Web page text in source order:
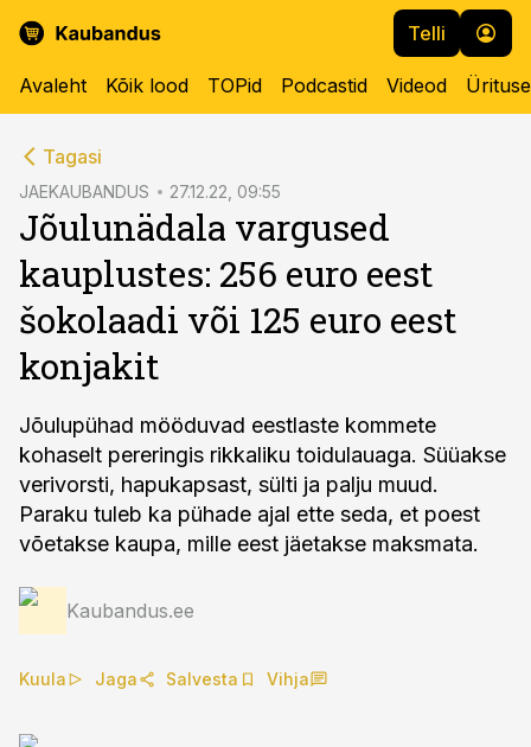
Telli
Avaleht Kõik lood TOPid Podcastid Videod
Tagasi
JAEKAUBANDUS 27.12.22, 09:55
Jõulunädala vargused
kauplustes: 256 euro eest
šokolaadi või 125 euro eest
konjakit
Jõulupühad mööduvad eestlaste kommete
kohaselt pereringis rikkaliku toidulauaga. Süüakse
verivorsti, hapukapsast, sülti ja palju muud.
Paraku tuleb ka pühade ajal ette seda, et poest
võetakse kaupa, mille eest jäetakse maksmata.
Kaubandus.ee
Kuula Jaga Salvesta Vihja